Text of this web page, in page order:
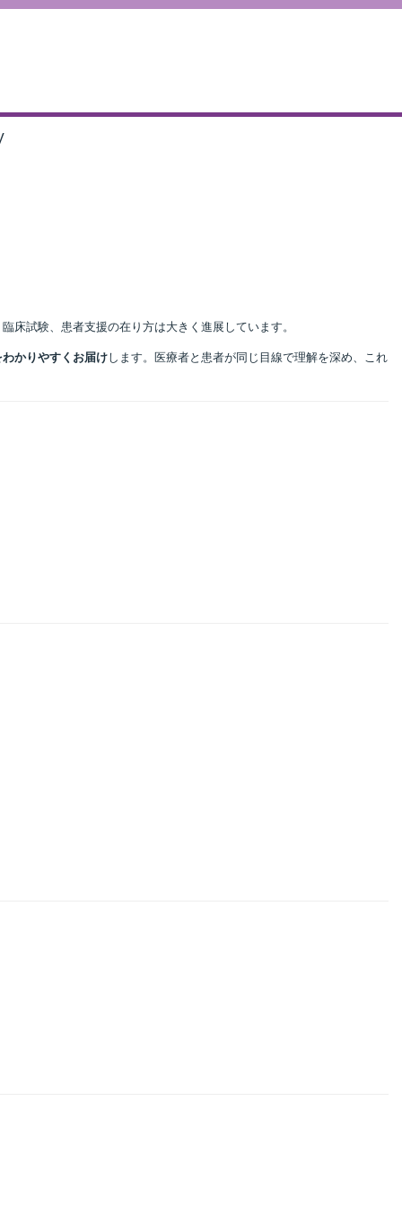
床試験、患者支援の在り方は大きく進展しています。
かりやすくお届けします。医療者と患者が同じ目線で理解を深め、これ